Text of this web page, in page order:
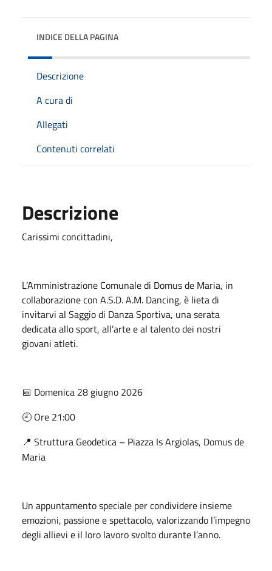
INDICE DELLA PAGINA
Descrizione
A cura di
Allegati
Contenuti correlati
Descrizione
Carissimi concittadini,
L’Amministrazione Comunale di Domus de Maria, in
collaborazione con A.S.D. A.M. Dancing, è lieta di
invitarvi al Saggio di Danza Sportiva, una serata
dedicata allo sport, all’arte e al talento dei nostri
giovani atleti.
📅 Domenica 28 giugno 2026
🕘 Ore 21:00
📍 Struttura Geodetica – Piazza Is Argiolas, Domus de
Maria
Un appuntamento speciale per condividere insieme
emozioni, passione e spettacolo, valorizzando l’impegno
degli allievi e il loro lavoro svolto durante l’anno.